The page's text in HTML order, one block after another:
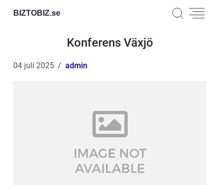
BIZTOBIZ.se
Konferens Växjö
04 juli 2025 admin